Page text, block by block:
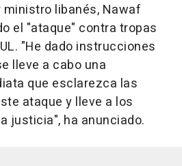
libanés, Nawaf
el "ataque" contra tropas
"He dado instrucciones
lleve a cabo una
que esclarezca las
ataque y lleve a los
justicia", ha anunciado.